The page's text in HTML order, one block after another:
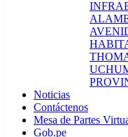
Noticias
Contáctenos
Mesa de Partes
Gob.pe